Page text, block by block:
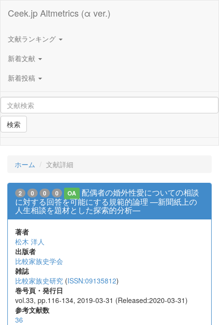
Ceek.jp Altmetrics (α ver.)
文献ランキング
新着文献
新着投稿
検索
ホーム 文献詳細
2 0 0 0 OA
配偶者の婚外性愛についての相談
に対する回答を可能にする規範的論理 —新聞紙上の
人生相談を題材とした探索的分析—
著者
松木 洋人
出版者
比較家族史学会
雑誌
比較家族史研究 (ISSN:09135812)
巻号頁・発行日
vol.33, pp.116-134, 2019-03-31 (Released:2020-03-31)
参考文献数
36